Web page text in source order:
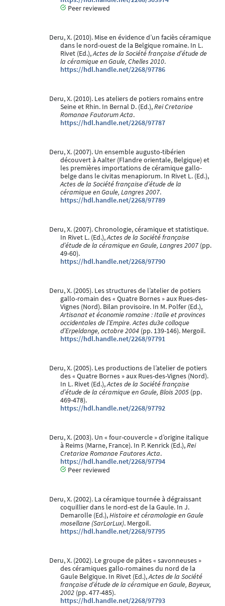
Peer reviewed
Deru, X. (2010). Mise en évidence d’un faciès céramique
dans le nord-ouest de la Belgique romaine. In L.
Rivet (Ed.),Actes de la Société française d’étude de
la céramique en Gaule, Chelles 2010.
https://hdl.handle.net/2268/97786
Deru, X. (2010). Les ateliers de potiers romains entre
Seine et Rhin. In Bernal D. (Ed.),Rei Cretariae
Romanae Fautorum Acta.
https://hdl.handle.net/2268/97787
Deru, X. (2007). Un ensemble augusto-tibérien
découvert à Aalter (Flandre orientale, Belgique) et
les premières importations de céramique gallo-
belge dans le civitas menapiorum. In Rivet L. (Ed.),
Actes de la Société française d’étude de la
céramique en Gaule, Langres 2007.
https://hdl.handle.net/2268/97789
Deru, X. (2007). Chronologie, céramique et statistique.
In Rivet L. (Ed.),Actes de la Société française
d’étude de la céramique en Gaule, Langres 2007 (pp.
49-60).
https://hdl.handle.net/2268/97790
Deru, X. (2005). Les structures de l’atelier de potiers
gallo-romain des « Quatre Bornes » aux Rues-des-
Vignes (Nord). Bilan provisoire. In M. Polfer (Ed.),
Artisanat et économie romaine : Italie et provinces
occidentales de l’Empire. Actes du3e colloque
d’Erpeldange, octobre 2004 (pp. 139-146). Mergoil.
https://hdl.handle.net/2268/97791
Deru, X. (2005). Les productions de l’atelier de potiers
des « Quatre Bornes » aux Rues-des-Vignes (Nord).
In L. Rivet (Ed.),Actes de la Société française
d’étude de la céramique en Gaule, Blois 2005 (pp.
469-478).
https://hdl.handle.net/2268/97792
Deru, X. (2003). Un « four-couvercle » d’origine italique
à Reims (Marne, France). In P. Kenrick (Ed.),Rei
Cretariae Romanae Fautores Acta.
https://hdl.handle.net/2268/97794
Peer reviewed
Deru, X. (2002). La céramique tournée à dégraissant
coquillier dans le nord-est de la Gaule. In J.
Demarolle (Ed.),Histoire et céramologie en Gaule
mosellane (SarLorLux). Mergoil.
https://hdl.handle.net/2268/97795
Deru, X. (2002). Le groupe de pâtes « savonneuses »
des céramiques gallo-romaines du nord de la
Gaule Belgique. In Rivet (Ed.),Actes de la Société
française d’étude de la céramique en Gaule, Bayeux,
2002 (pp. 477-485).
https://hdl.handle.net/2268/97793